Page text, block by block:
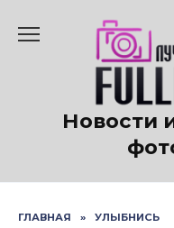
содержанию
Новости
ГЛАВНАЯ » УЛЫБНИСЬ